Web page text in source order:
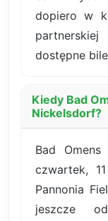
dopiero w
dostępne
Kiedy Bad
Nickelsdorf?
Bad
czwartek,
Pannonia
jeszcze